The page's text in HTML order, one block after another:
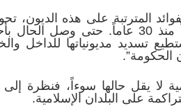
المترتبة على هذه
حتى اليوم الديون التي اشترت بها
لا يقل حالها سوءاً، فنظرة
على البلدان الإسلامية.